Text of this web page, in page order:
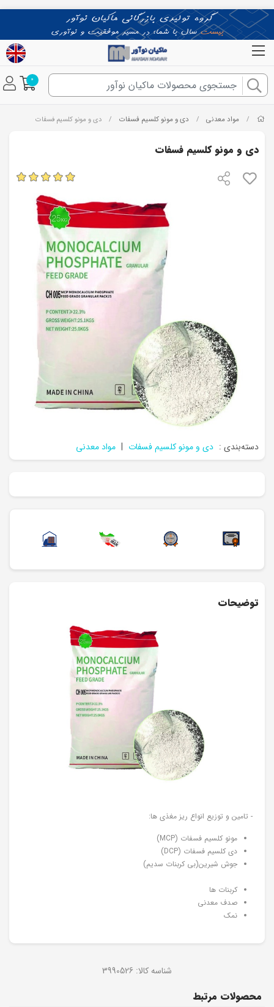
0
/ مواد معدنی / دی و مونو کلسیم فسفات / دی و مونو کلسیم فسفات
دی و مونو کلسیم فسفات
دسته‌بندی : دی و مونو کلسیم فسفات | مواد معدنی
توضیحات
- تامین و توزیع انواع ریز مغذی ها:
مونو کلسیم فسفات (MCP)
دی کلسیم فسفات (DCP)
جوش شیرین(بی کربنات سدیم)
کربنات ها
صدف معدنی
نمک
شناسه کالا: 3990526
محصولات مرتبط